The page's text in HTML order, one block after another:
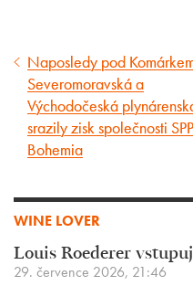
Předcházející
článek
Naposledy pod
Severomoravská a
Východočeská
srazily zisk společnosti SPP
Bohemia
WINE LOVER
Louis Roederer
29. července 2026, 21:46